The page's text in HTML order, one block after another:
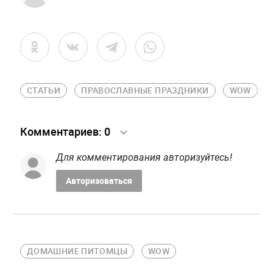
СТАТЬИ ПРАВОСЛАВНЫЕ ПРАЗДНИКИ WOW
Комментариев: 0
Для комментирования авторизуйтесь!
Авторизоваться
ДОМАШНИЕ ПИТОМЦЫ WOW